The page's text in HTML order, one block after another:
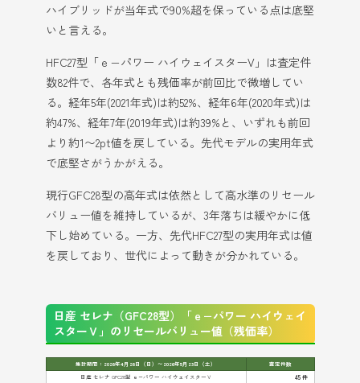
ハイブリッドが当年式で90%超を保っている点は底堅
いと言える。
HFC27型「ｅ−パワー ハイウェイスターV」は査定件
数82件で、各年式とも残価率が前回比で微増してい
る。経年5年(2021年式)は約52%、経年6年(2020年式)は
約47%、経年7年(2019年式)は約39%と、いずれも前回
より約1〜2pt値を戻している。先代モデルの実用年式
で底堅さがうかがえる。
現行GFC28型の高年式は依然として高水準のリセール
バリュー値を維持しているが、3年落ちは緩やかに低
下し始めている。一方、先代HFC27型の実用年式は値
を戻しており、世代によって動きが分かれている。
日産 セレナ（GFC28型）「ｅ−パワー ハイウェイ
スターＶ」のリセールバリュー値（残価率）
集計期間：2026年4月26日（日）〜2026年5月23日（土）
査定件数
日産 セレナ GFC28型 ｅ−パワー ハイウェイスターＶ
45 件